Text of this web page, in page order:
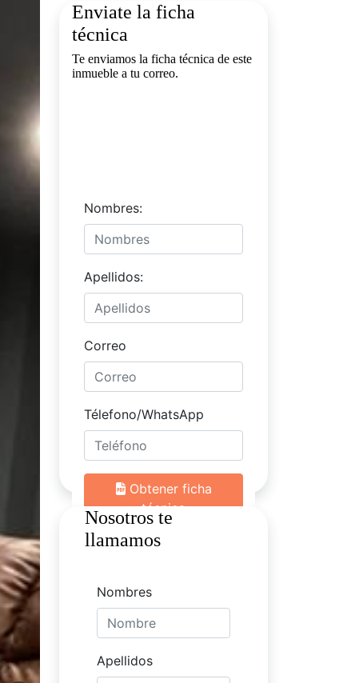
Enviate la ficha
técnica
Te enviamos la ficha técnica de este
inmueble a tu correo.
Nosotros te
llamamos